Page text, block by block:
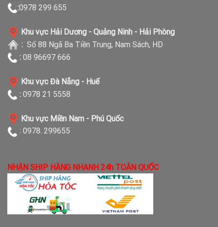
:0978 299 655
Khu vực Hải Dương - Quảng Ninh - Hải Phòng
: Số 88 Ngã Ba Tiền Trung, Nam Sách, HD
: 08 96697 666
Khu vực Đà Nẵng - Huế
: 0978 21 5558
Khu vực Miền Nam - Phú Quốc
: 0978. 299655
NHẬN SHIP HÀNG NHANH 24h TOÀN QUỐC